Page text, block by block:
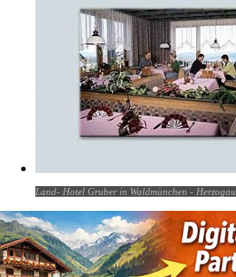
Land- Hotel Gruber in Waldmünchen - Herzogau